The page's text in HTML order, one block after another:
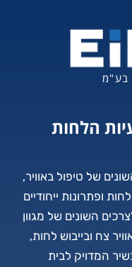
בע"מ
הלחות
השונים של טיפול באוויר,
ופתרונות ייחודיים
השונים של מגוון
צח ובייבוש לחות,
המדויק לבית